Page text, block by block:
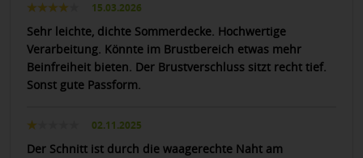
15.03.2026
Sehr leichte, dichte Sommerdecke. Hochwertige
Verarbeitung. Könnte im Brustbereich etwas mehr
Beinfreiheit bieten. Der Brustverschluss sitzt recht tief.
Sonst gute Passform.
02.11.2025
Der Schnitt ist durch die waagerechte Naht am